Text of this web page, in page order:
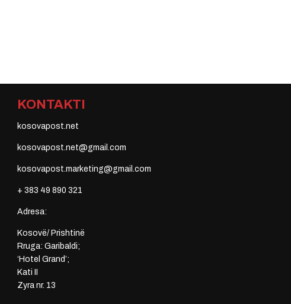
KONTAKTI
kosovapost.net
kosovapost.net@gmail.com
kosovapost.marketing@gmail.com
+ 383 49 890 321
Adresa:
Kosovë/ Prishtinë
Rruga: Garibaldi;
‘Hotel Grand’;
Kati II
Zyra nr. 13